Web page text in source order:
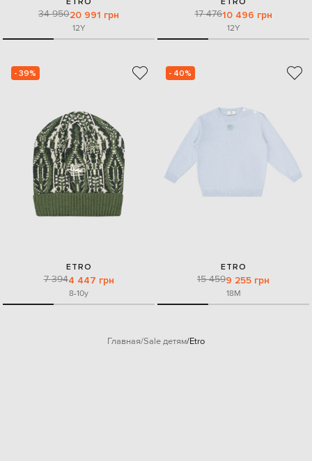
34 95020 991 грн
12Y
17 47610 496 грн
12Y
- 39%
ETRO
7 3944 447 грн
8-10y
- 40%
ETRO
15 4599 255 грн
18M
Главная Sale детям Etro